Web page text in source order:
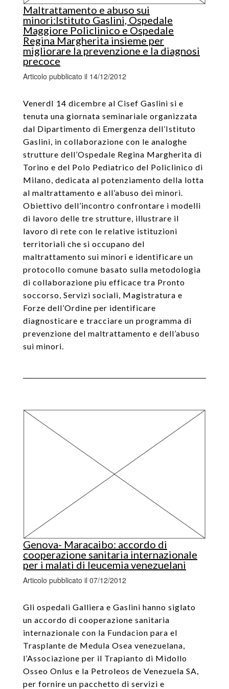
Maltrattamento e abuso sui
minori:Istituto Gaslini, Ospedale
Maggiore Policlinico e Ospedale
Regina Margherita insieme per
migliorare la prevenzione e la diagnosi
precoce
Articolo pubblicato il 14/12/2012
VenerdI 14 dicembre al Cisef Gaslini si e
tenuta una giornata seminariale organizzata
dal Dipartimento di Emergenza dell’Istituto
Gaslini, in collaborazione con le analoghe
strutture dell’Ospedale Regina Margherita di
Torino e del Polo Pediatrico del Policlinico di
Milano, dedicata al potenziamento della lotta
al maltrattamento e all’abuso dei minori.
Obiettivo dell’incontro confrontare i modelli
di lavoro delle tre strutture, illustrare il
lavoro di rete con le relative istituzioni
territoriali che si occupano del
maltrattamento sui minori e identificare un
protocollo comune basato sulla metodologia
di collaborazione piu efficace tra Pronto
soccorso, Servizi sociali, Magistratura e
Forze dell’Ordine per identificare
diagnosticare e tracciare un programma di
prevenzione del maltrattamento e dell’abuso
sui minori.
Genova- Maracaibo: accordo di
cooperazione sanitaria internazionale
per i malati di leucemia venezuelani
Articolo pubblicato il 07/12/2012
Gli ospedali Galliera e Gaslini hanno siglato
un accordo di cooperazione sanitaria
internazionale con la Fundacion para el
Trasplante de Medula Osea venezuelana,
l’Associazione per il Trapianto di Midollo
Osseo Onlus e la Petroleos de Venezuela SA,
per fornire un pacchetto di servizi e